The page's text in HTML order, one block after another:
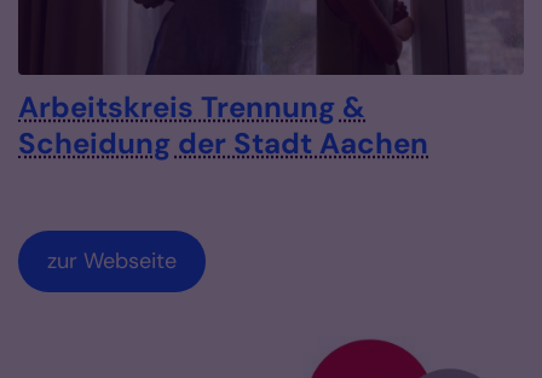
Arbeitskreis Trennung &
Scheidung der Stadt Aachen
zur Webseite